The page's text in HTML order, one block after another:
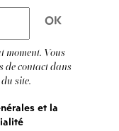
moment. Vous
de contact dans
site.
et la